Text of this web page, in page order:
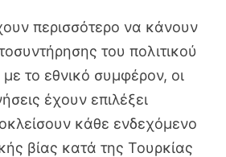
περισσότερο να κάνουν
του πολιτικού
το εθνικό συμφέρον, οι
έχουν επιλέξει
κάθε ενδεχόμενο
βίας κατά της Τουρκίας